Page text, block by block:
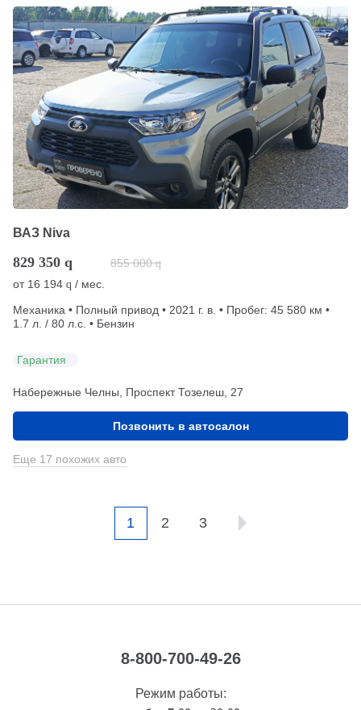
ВАЗ Niva
829 350 q 855 000 q
от 16 194 q / мес.
Механика • Полный привод • 2021 г. в. • Пробег: 45 580 км •
1.7 л. / 80 л.с. • Бензин
Гарантия
Набережные Челны, Проспект Тозелеш, 27
Позвонить в автосалон
Еще 17 похожих авто
1 2 3
8-800-700-49-26
Режим работы: